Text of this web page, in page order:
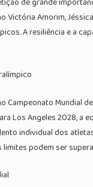
Amorim,
A resiliência e a
Campeonato Mundial
Los Angeles 2028, a
individual dos
podem ser